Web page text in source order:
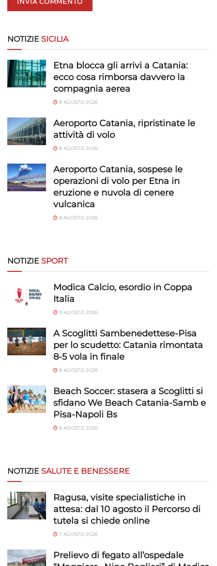
NOTIZIE SICILIA
Etna blocca gli arrivi a Catania:
ecco cosa rimborsa davvero la
compagnia aerea
8 AGOSTO 2026
Aeroporto Catania, ripristinate le
attività di volo
8 AGOSTO 2026
Aeroporto Catania, sospese le
operazioni di volo per Etna in
eruzione e nuvola di cenere
vulcanica
8 AGOSTO 2026
NOTIZIE SPORT
Modica Calcio, esordio in Coppa
Italia
9 AGOSTO 2026
A Scoglitti Sambenedettese-Pisa
per lo scudetto: Catania rimontata
8-5 vola in finale
8 AGOSTO 2026
Beach Soccer: stasera a Scoglitti si
sfidano We Beach Catania-Samb e
Pisa-Napoli Bs
8 AGOSTO 2026
NOTIZIE SALUTE E BENESSERE
Ragusa, visite specialistiche in
attesa: dal 10 agosto il Percorso di
tutela si chiede online
7 AGOSTO 2026
Prelievo di fegato all’ospedale